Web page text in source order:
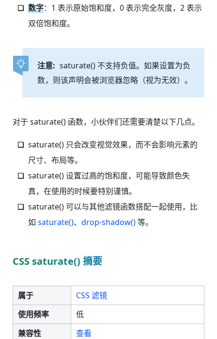
数字：1 表示原始饱和度，0 表示完全灰度，2 表示
双倍饱和度。
注意: saturate() 不支持负值。如果设置为负
数，则该声明会被浏览器忽略（视为无效）。
对于 saturate() 函数，小伙伴们还需要清楚以下几点。
saturate() 只会改变视觉效果，而不会影响元素的
尺寸、布局等。
saturate() 设置过高的饱和度，可能导致颜色失
真，在使用的时候要特别谨慎。
saturate() 可以与其他滤镜函数搭配一起使用，比
如 saturate()、 drop-shadow()等。
CSS saturate() 摘要
属于
CSS 滤镜
使用频率
低
兼容性
查看